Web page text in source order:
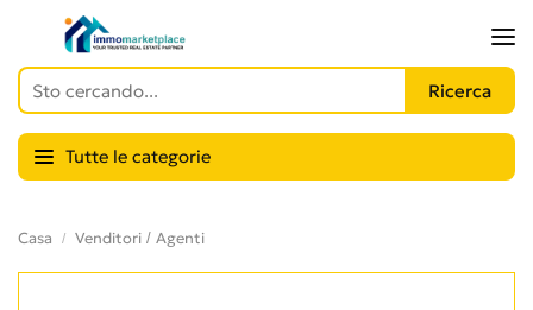
Tutte le categorie
Casa Venditori / Agenti